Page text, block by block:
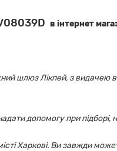
в інтернет
шлюз Лікпей, з видачею
допомогу при підборі,
Харкові. Ви завжди